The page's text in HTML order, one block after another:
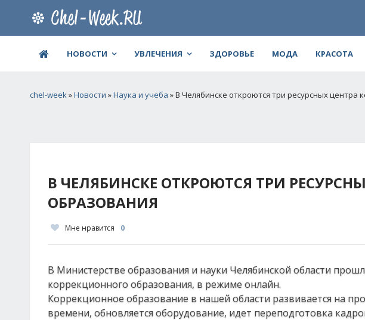
НОВОСТИ УВЛЕЧЕНИЯ ЗДОРОВЬЕ МОДА КРАСОТА
chel-week»Новости »Наука и учеба » В Челябинске откроются три ресурсных центра
В ЧЕЛЯБИНСКЕ ОТКРОЮТСЯ ТРИ
ОБРАЗОВАНИЯ
Мне нравится 0
В Министерстве образования и науки Челябинской области
коррекционного образования, в режиме онлайн.
Коррекционное образование в нашей области развивается на
времени, обновляется оборудование, идет переподготовка